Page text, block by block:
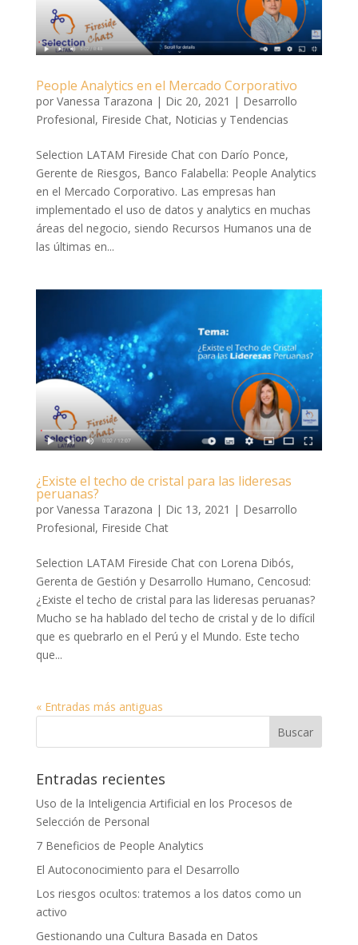
People Analytics en el Mercado Corporativo
por Vanessa Tarazona | Dic 20, 2021 | Desarrollo
Profesional, Fireside Chat, Noticias y Tendencias
Selection LATAM Fireside Chat con Darío Ponce,
Gerente de Riesgos, Banco Falabella: People Analytics
en el Mercado Corporativo. Las empresas han
implementado el uso de datos y analytics en muchas
áreas del negocio, siendo Recursos Humanos una de
las últimas en...
¿Existe el techo de cristal para las lideresas
peruanas?
por Vanessa Tarazona | Dic 13, 2021 | Desarrollo
Profesional, Fireside Chat
Selection LATAM Fireside Chat con Lorena Dibós,
Gerenta de Gestión y Desarrollo Humano, Cencosud:
¿Existe el techo de cristal para las lideresas peruanas?
Mucho se ha hablado del techo de cristal y de lo difícil
que es quebrarlo en el Perú y el Mundo. Este techo
que...
« Entradas más antiguas
Entradas recientes
Uso de la Inteligencia Artificial en los Procesos de
Selección de Personal
7 Beneficios de People Analytics
El Autoconocimiento para el Desarrollo
Los riesgos ocultos: tratemos a los datos como un
activo
Gestionando una Cultura Basada en Datos